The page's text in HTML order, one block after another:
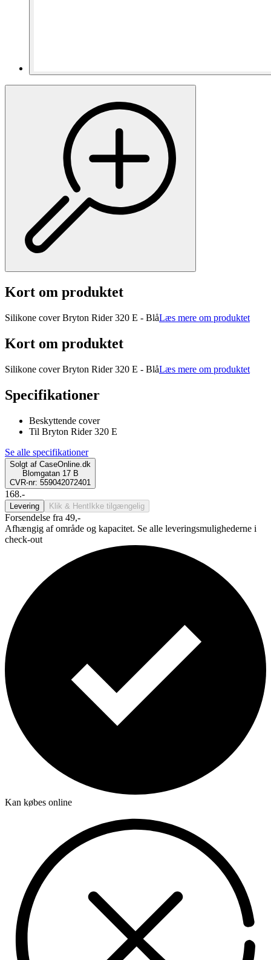
Kort om produktet
Silikone cover Bryton Rider 320 E - BlåLæs mere om produktet
Kort om produktet
Silikone cover Bryton Rider 320 E - BlåLæs mere om produktet
Specifikationer
Beskyttende cover
Til Bryton Rider 320 E
Se alle specifikationer
Solgt af CaseOnline.dk
Blomgatan 17 B
CVR-nr: 559042072401
168.-
Levering Klik & Hent Ikke tilgængelig
Forsendelse fra 49,-
Afhængig af område og kapacitet. Se alle leveringsmulighederne i
check-out
Kan købes online